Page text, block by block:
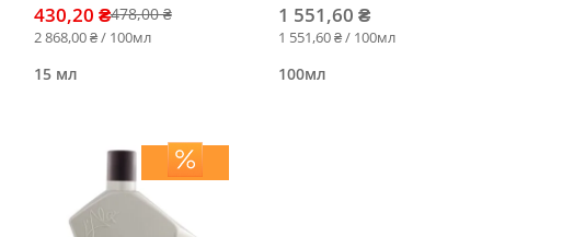
430,20 ₴478,00 ₴
2 868,00 ₴ / 100мл
15 мл
1 551,60 ₴
1 551,60 ₴ / 100мл
100мл